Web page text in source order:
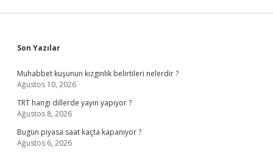
Sidebar
Son Yazılar
Muhabbet kuşunun kızgınlık belirtileri nelerdir ?
Ağustos 10, 2026
TRT hangi dillerde yayın yapıyor ?
Ağustos 8, 2026
Bugün piyasa saat kaçta kapanıyor ?
Ağustos 6, 2026